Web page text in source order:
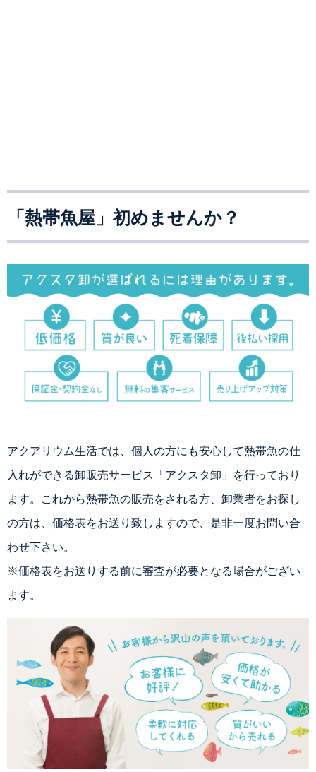
「熱帯魚屋」初めませんか？
アクアリウム生活では、個人の方にも安心して熱帯魚の仕
入れができる卸販売サービス「アクスタ卸」を行っており
ます。これから熱帯魚の販売をされる方、卸業者をお探し
の方は、価格表をお送り致しますので、是非一度お問い合
わせ下さい。
※価格表をお送りする前に審査が必要となる場合がござい
ます。